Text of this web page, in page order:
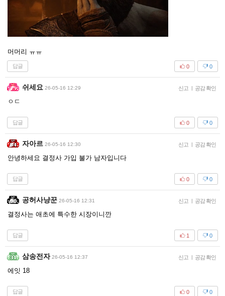
머머리 ㅠㅠ
답글 0
0
쉬세요 26-05-16 12:29 신고 | 공감 확인
ㅇㄷ
답글 0
0
자아르 26-05-16 12:30 신고 | 공감 확인
안녕하세요 결정사 가입 불가 남자입니다
답글 0
0
공허사냥꾼 26-05-16 12:31 신고 | 공감 확인
결정사는 애초에 특수한 시장이니깐
답글 0
1
삼송전자 26-05-16 12:37 신고 | 공감 확인
에잇 18
답글 0
0